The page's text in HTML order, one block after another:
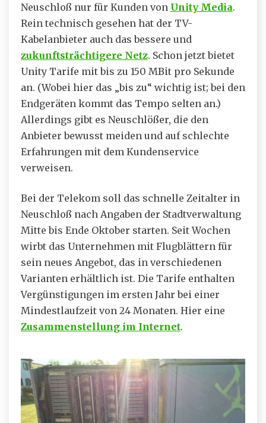
Neuschloß nur für Kunden von Unity Media.
Rein technisch gesehen hat der TV-
Kabelanbieter auch das bessere und
zukunftsträchtigere Netz. Schon jetzt bietet
Unity Tarife mit bis zu 150 MBit pro Sekunde
an. (Wobei hier das „bis zu“ wichtig ist; bei den
Endgeräten kommt das Tempo selten an.)
Allerdings gibt es Neuschlößer, die den
Anbieter bewusst meiden und auf schlechte
Erfahrungen mit dem Kundenservice
verweisen.
Bei der Telekom soll das schnelle Zeitalter in
Neuschloß nach Angaben der Stadtverwaltung
Mitte bis Ende Oktober starten. Seit Wochen
wirbt das Unternehmen mit Flugblättern für
sein neues Angebot, das in verschiedenen
Varianten erhältlich ist. Die Tarife enthalten
Vergünstigungen im ersten Jahr bei einer
Mindestlaufzeit von 24 Monaten. Hier eine
Zusammenstellung im Internet.